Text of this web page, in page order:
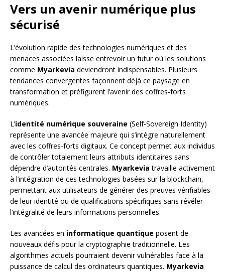
Vers un avenir numérique plus
sécurisé
L’évolution rapide des technologies numériques et des
menaces associées laisse entrevoir un futur où les solutions
comme Myarkevia deviendront indispensables. Plusieurs
tendances convergentes façonnent déjà ce paysage en
transformation et préfigurent l’avenir des coffres-forts
numériques.
L’identité numérique souveraine (Self-Sovereign Identity)
représente une avancée majeure qui s’intègre naturellement
avec les coffres-forts digitaux. Ce concept permet aux individus
de contrôler totalement leurs attributs identitaires sans
dépendre d’autorités centrales. Myarkevia travaille activement
à l’intégration de ces technologies basées sur la blockchain,
permettant aux utilisateurs de générer des preuves vérifiables
de leur identité ou de qualifications spécifiques sans révéler
l’intégralité de leurs informations personnelles.
Les avancées en informatique quantique posent de
nouveaux défis pour la cryptographie traditionnelle. Les
algorithmes actuels pourraient devenir vulnérables face à la
puissance de calcul des ordinateurs quantiques. Myarkevia